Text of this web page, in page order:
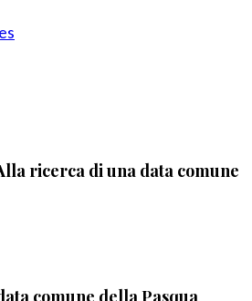
ricerca di una data comune
comune della Pasqua